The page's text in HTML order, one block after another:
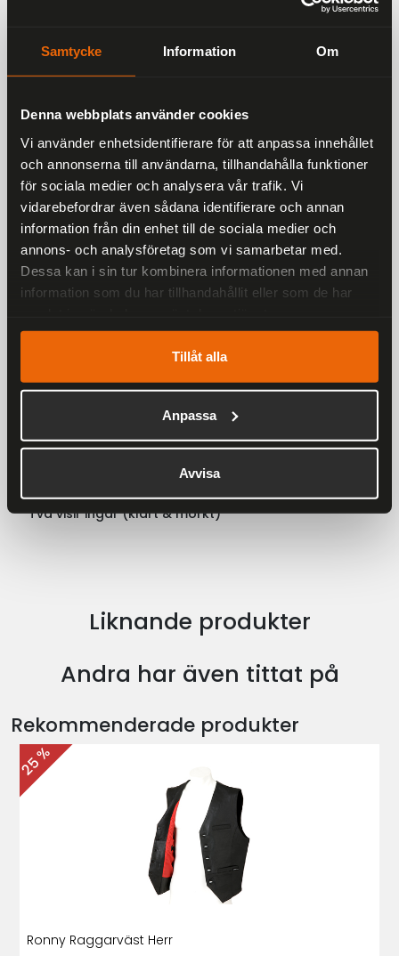
Samtycke Information Om
Denna webbplats använder cookies
Vi använder enhetsidentifierare för att anpassa innehållet
och annonserna till användarna, tillhandahålla funktioner
för sociala medier och analysera vår trafik. Vi
vidarebefordrar även sådana identifierare och annan
information från din enhet till de sociala medier och
annons- och analysföretag som vi samarbetar med.
Dessa kan i sin tur kombinera informationen med annan
information som du har tillhandahållit eller som de har
Tillåt alla
Anpassa
Avvisa
Alpinestars Supertech R10 Vit/mattsvart Carbon
Supertech R10 Road Racing-hjälmarna. Supertech-
hjälmarna är resultatet av över 10 års intensiva
studier, utveckling och tester, och målet är att skapa
de mest avancerade, skyddande och
prestandaförbättrande hjälmarna för racerförare
och cyklister över hela världen.
Byggd för hastighet och utvecklad för skydd!
Alpinestars Supertech R10 är en toppmodern
racinghjälm utvecklad för professionella MotoGP-
förare. Med en aerodynamisk design som minimerar
oöverträffad körupplevelse för både racing och
Alpinestars Supertech R10 är den ultimata
racinghjälmen för dig som söker kompromisslös
prestanda, säkerhet och komfort. Perfekt för både
idag och upplev skillnaden!
Två visir ingår (klart & mörkt)
Liknande produkter
Andra har även tittat på
Rekommenderade produkter
25 %
Ronny Raggarväst Herr